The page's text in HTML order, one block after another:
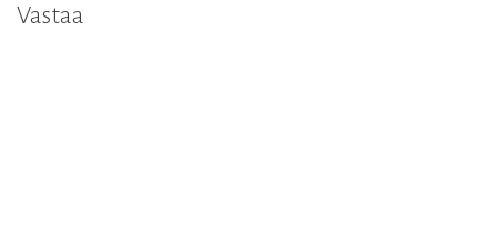
Vastaa